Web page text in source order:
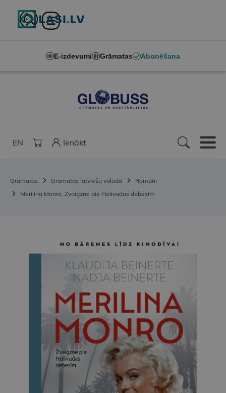
E-izdevumi Grāmatas Abonēšana
EN Ienākt
Grāmatas Grāmatas latviešu valodā
Romāni
Merilina Monro. Zvaigzne pie Holivudas debesīm